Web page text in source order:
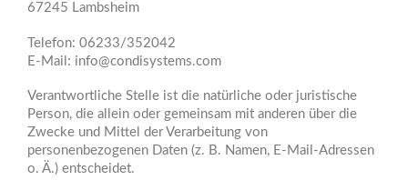
67245 Lambsheim
Telefon: 06233/352042
E-Mail: info@condisystems.com
Verantwortliche Stelle ist die natürliche oder juristische
Person, die allein oder gemeinsam mit anderen über die
Zwecke und Mittel der Verarbeitung von
personenbezogenen Daten (z. B. Namen, E-Mail-Adressen
o. Ä.) entscheidet.